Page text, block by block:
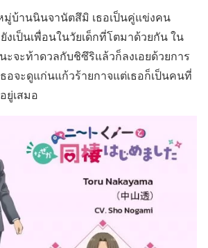
บ้านนินจานัตสึมิ เธอเป็นคู่แข่งคน
เป็นเพื่อนในวัยเด็กที่โตมาด้วยกัน ใน
จะท้าดวลกับชิซึริแล้วก็ลงเอยด้วยการ
อจะดูแก่นแก้วร้ายกาจแต่เธอก็เป็นคนที่
ยู่เสมอ